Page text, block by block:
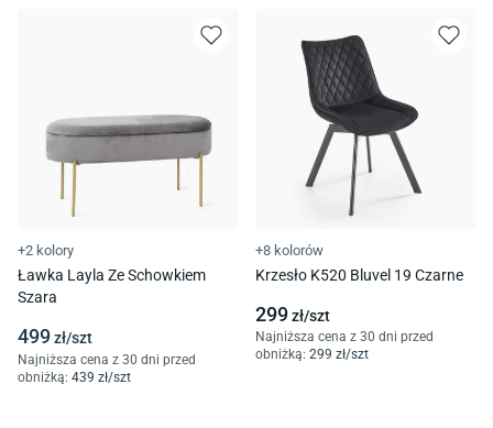
+2 kolory
Ławka Layla Ze Schowkiem
Szara
499zł/szt
Najniższa cena z 30 dni przed
obniżką: 439 zł/szt
+8 kolorów
Krzesło K520 Bluvel 19 Czarne
299zł/szt
Najniższa cena z 30 dni przed
obniżką: 299 zł/szt